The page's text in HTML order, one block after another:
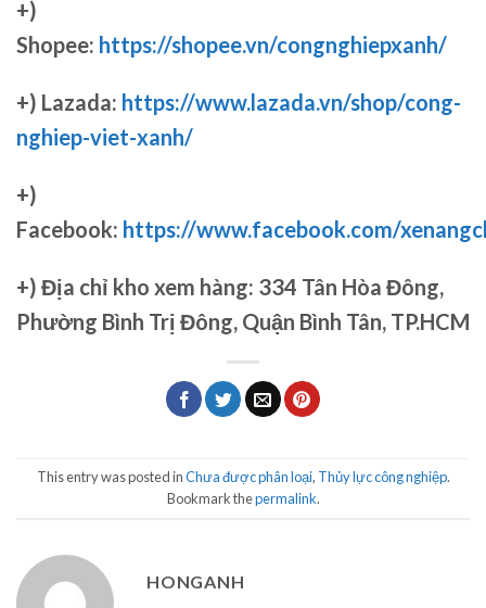
+)
Shopee: https://shopee.vn/congnghiepxanh/
+) Lazada: https://www.lazada.vn/shop/cong-
nghiep-viet-xanh/
+)
Facebook: https://www.facebook.com/
+) Địa chỉ kho xem hàng: 334 Tân Hòa Đông,
Phường Bình Trị Đông, Quận Bình Tân, TP.HCM
This entry was posted inChưa được phân loại, Thủy lực công nghiệp.
Bookmark thepermalink.
HONGANH